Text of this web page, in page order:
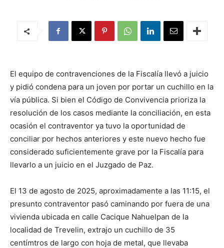
El equipo de contravenciones de la Fiscalía llevó a juicio
y pidió condena para un joven por portar un cuchillo en la
vía pública. Si bien el Código de Convivencia prioriza la
resolución de los casos mediante la conciliación, en esta
ocasión el contraventor ya tuvo la oportunidad de
conciliar por hechos anteriores y este nuevo hecho fue
considerado suficientemente grave por la Fiscalía para
llevarlo a un juicio en el Juzgado de Paz.
El 13 de agosto de 2025, aproximadamente a las 11:15, el
presunto contraventor pasó caminando por fuera de una
vivienda ubicada en calle Cacique Nahuelpan de la
localidad de Trevelin, extrajo un cuchillo de 35
centímtros de largo con hoja de metal, que llevaba